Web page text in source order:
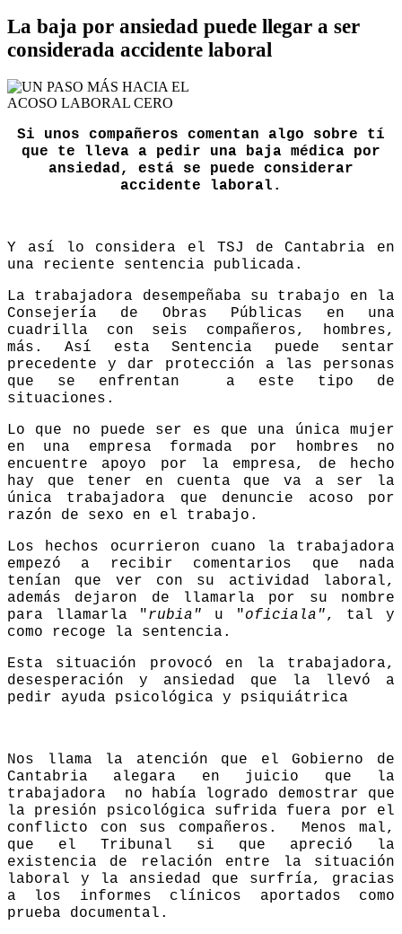
La baja por ansiedad puede llegar a ser
considerada accidente laboral
Si unos compañeros comentan algo sobre tí
que te lleva a pedir una baja médica por
ansiedad, está se puede considerar
accidente laboral.
Y así lo considera el TSJ de Cantabria en
una reciente sentencia publicada.
La trabajadora desempeñaba su trabajo en la
Consejería de Obras Públicas en una
cuadrilla con seis compañeros, hombres,
más. Así esta Sentencia puede sentar
precedente y dar protección a las personas
que se enfrentan a este tipo de
situaciones.
Lo que no puede ser es que una única mujer
en una empresa formada por hombres no
encuentre apoyo por la empresa, de hecho
hay que tener en cuenta que va a ser la
única trabajadora que denuncie acoso por
razón de sexo en el trabajo.
Los hechos ocurrieron cuano la trabajadora
empezó a recibir comentarios que nada
tenían que ver con su actividad laboral,
además dejaron de llamarla por su nombre
para llamarla "rubia" u "oficiala", tal y
como recoge la sentencia.
Esta situación provocó en la trabajadora,
desesperación y ansiedad que la llevó a
pedir ayuda psicológica y psiquiátrica
Nos llama la atención que el Gobierno de
Cantabria alegara en juicio que la
trabajadora no había logrado demostrar que
la presión psicológica sufrida fuera por el
conflicto con sus compañeros. Menos mal,
que el Tribunal si que apreció la
existencia de relación entre la situación
laboral y la ansiedad que surfría, gracias
a los informes clínicos aportados como
prueba documental.